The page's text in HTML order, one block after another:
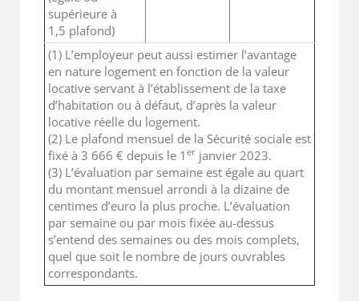
supérieure à
1,5 plafond)
(1) L’employeur peut aussi estimer l’avantage
en nature logement en fonction de la valeur
locative servant à l’établissement de la taxe
d’habitation ou à défaut, d’après la valeur
locative réelle du logement.
(2) Le plafond mensuel de la Sécurité sociale est
fixé à 3 666 € depuis le 1 er janvier 2023.
(3) L’évaluation par semaine est égale au quart
du montant mensuel arrondi à la dizaine de
centimes d’euro la plus proche. L’évaluation
par semaine ou par mois fixée au-dessus
s’entend des semaines ou des mois complets,
quel que soit le nombre de jours ouvrables
correspondants.